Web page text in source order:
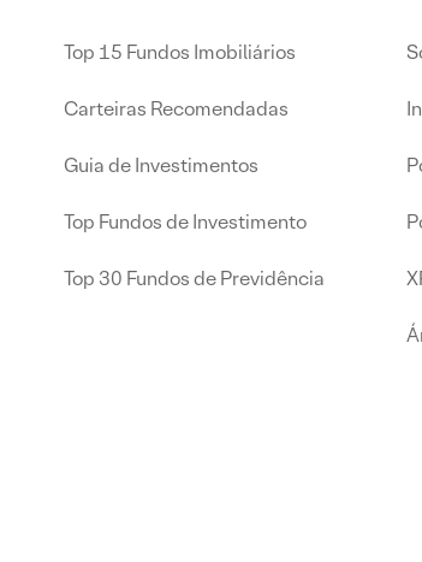
Top 15 Fundos Imobiliários
Carteiras Recomendadas
Guia de Investimentos
Top Fundos de Investimento
Top 30 Fundos de Previdência